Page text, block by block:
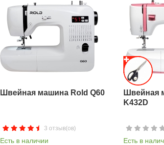
Швейная машина Rold Q60
3 отзыв(ов)
Есть в наличии
Швейная
K432D
Есть в